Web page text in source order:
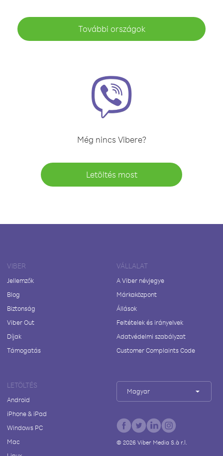
További országok
Még nincs Vibere?
Letöltés most
VIBER
Jellemzők
Blog
Biztonság
Viber Out
Díjak
Támogatás
VÁLLALAT
A Viber névjegye
Márkaközpont
Állások
Feltételek és irányelvek
Adatvédelmi szabályzat
Customer Complaints Code
LETÖLTÉS
Android
iPhone & iPad
Windows PC
Mac
Magyar
© 2026Viber Media S.à r.l.